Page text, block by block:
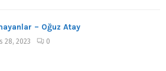
– Oğuz Atay
28, 2023 0